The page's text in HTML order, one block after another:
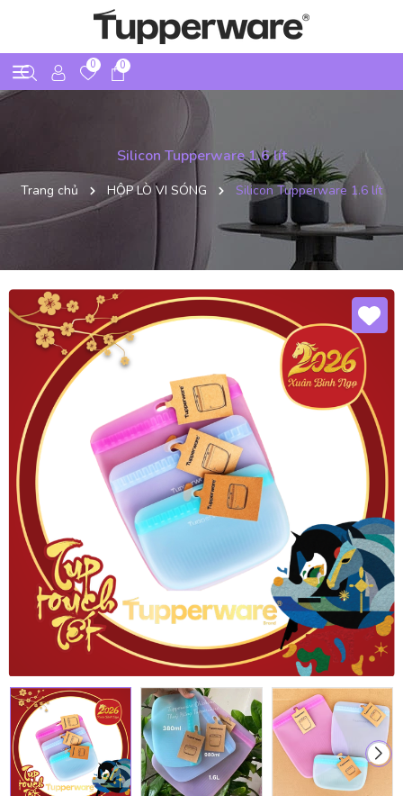
0 0
Silicon Tupperware 1.6 lít
Trang chủ HỘP LÒ VI SÓNG Silicon Tupperware 1.6 lít